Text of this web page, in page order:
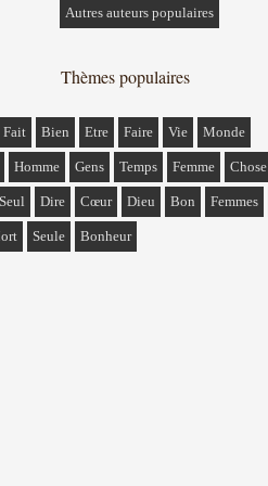
Autres auteurs populaires
Thèmes populaires
Fait Bien Etre Faire Vie Monde
Homme Gens Temps Femme Chose
Seul Dire Cœur Dieu Bon Femmes
Seule Bonheur